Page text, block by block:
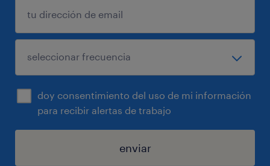
doy consentimiento del uso de mi información
para recibir alertas de trabajo
enviar